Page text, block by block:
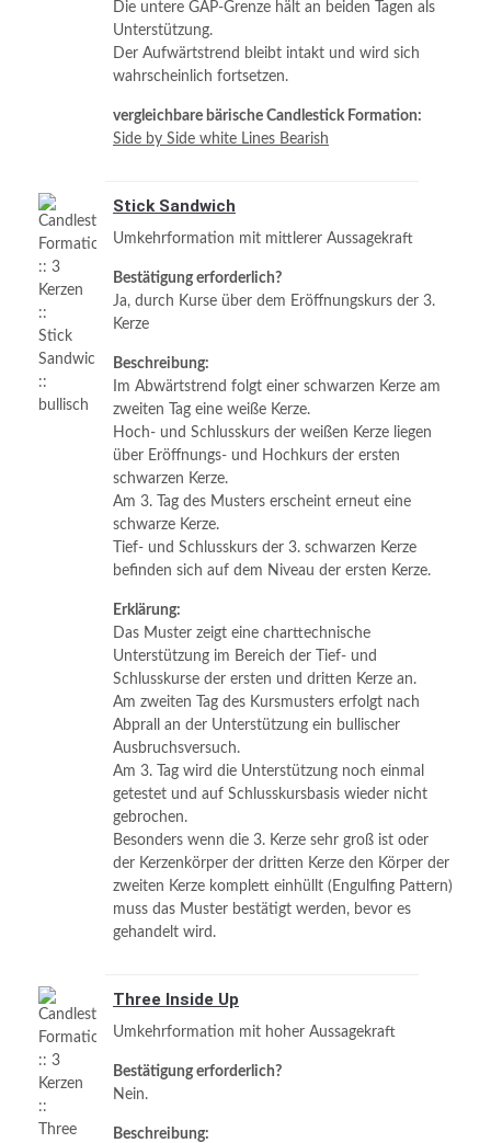
Die untere GAP-Grenze hält an beiden Tagen als
Unterstützung.
Der Aufwärtstrend bleibt intakt und wird sich
wahrscheinlich fortsetzen.
vergleichbare bärische Candlestick Formation:
Side by Side white Lines Bearish
Stick Sandwich
Umkehrformation mit mittlerer Aussagekraft
Bestätigung erforderlich?
Ja, durch Kurse über dem Eröffnungskurs der 3.
Kerze
Beschreibung:
Im Abwärtstrend folgt einer schwarzen Kerze am
zweiten Tag eine weiße Kerze.
Hoch- und Schlusskurs der weißen Kerze liegen
über Eröffnungs- und Hochkurs der ersten
schwarzen Kerze.
Am 3. Tag des Musters erscheint erneut eine
schwarze Kerze.
Tief- und Schlusskurs der 3. schwarzen Kerze
befinden sich auf dem Niveau der ersten Kerze.
Erklärung:
Das Muster zeigt eine charttechnische
Unterstützung im Bereich der Tief- und
Schlusskurse der ersten und dritten Kerze an.
Am zweiten Tag des Kursmusters erfolgt nach
Abprall an der Unterstützung ein bullischer
Ausbruchsversuch.
Am 3. Tag wird die Unterstützung noch einmal
getestet und auf Schlusskursbasis wieder nicht
gebrochen.
Besonders wenn die 3. Kerze sehr groß ist oder
der Kerzenkörper der dritten Kerze den Körper der
zweiten Kerze komplett einhüllt (Engulfing Pattern)
muss das Muster bestätigt werden, bevor es
gehandelt wird.
Three Inside Up
Umkehrformation mit hoher Aussagekraft
Bestätigung erforderlich?
Nein.
Beschreibung: